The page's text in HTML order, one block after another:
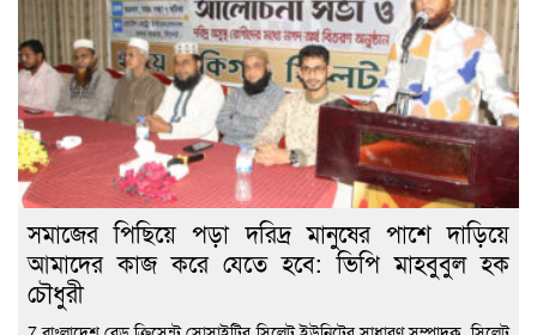
সমাজের পিছিয়ে পড়া দরিদ্র মানুষের পাশে দাড়িয়ে
আমাদের কাজ করে যেতে হবে: ভিপি মাহবুবুল হক
চৌধুরী